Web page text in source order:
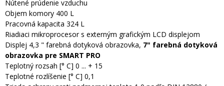
Nútené prúdenie vzduchu
Objem komory 400 L
Pracovná kapacita 324 L
Riadiaci mikroprocesor s externým grafickým LCD displejom
Displej 4,3 " farebná dotyková obrazovka, 7" farebná dotyková
obrazovka pre SMART PRO
Teplotný rozsah [° C] 0 ... + 15
Teplotné rozlíšenie [° C] 0,1